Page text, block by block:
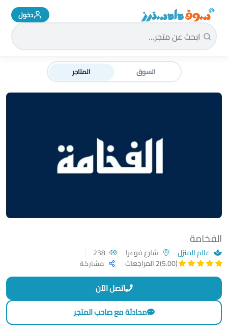
سوق دادسترز الرئيسية دخول
السوق المتاجر
الفخامة
عالم المنزل شارع فوعرا
(5.00)
2 المراجعات مشاركة
اتصل الآن
محادثة مع صاحب المتجر